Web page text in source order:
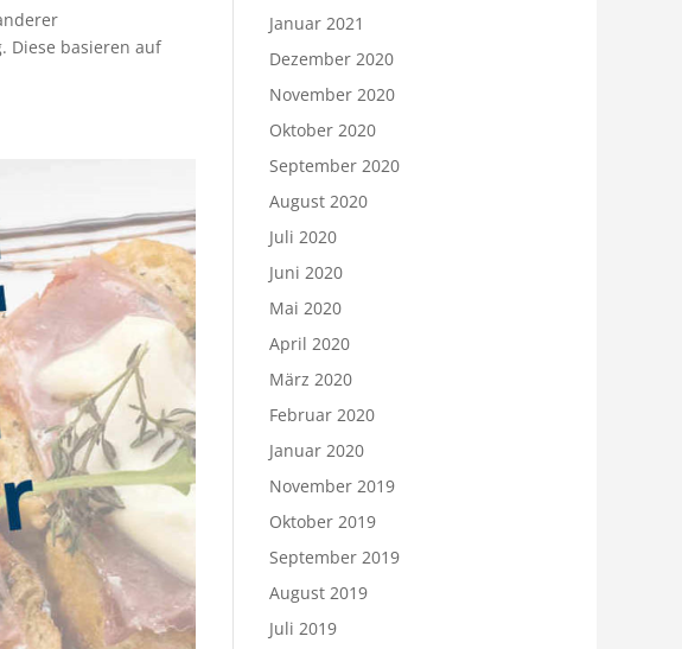
Diese basieren auf
Januar 2021
Dezember 2020
November 2020
Oktober 2020
September 2020
August 2020
Juli 2020
Juni 2020
Mai 2020
April 2020
März 2020
Februar 2020
Januar 2020
November 2019
Oktober 2019
September 2019
August 2019
Juli 2019